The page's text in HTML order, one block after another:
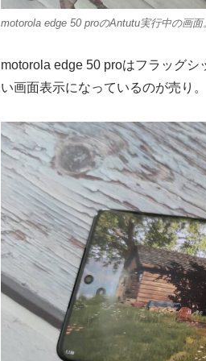
motorola edge 50 proのAntutu実行中の画
motorola edge 50 proはフラッグ
い画面表示になっているのが売り。